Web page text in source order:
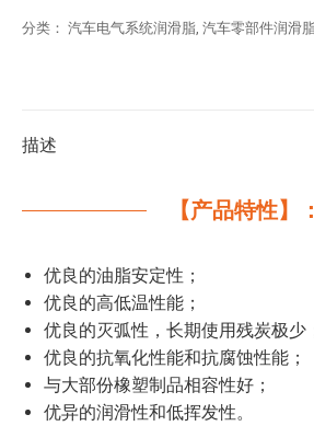
分类： 汽车电气系统润滑脂, 汽车零部件润滑
描述
【产品特性】：
优良的油脂安定性；
优良的高低温性能；
优良的灭弧性，长期使用残炭极少
优良的抗氧化性能和抗腐蚀性能；
与大部份橡塑制品相容性好；
优异的润滑性和低挥发性。